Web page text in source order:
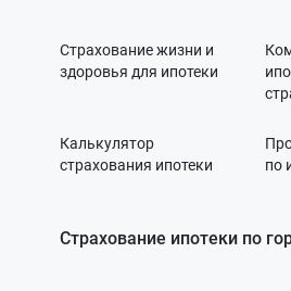
Страхование жизни и
здоровья для ипотеки
Калькулятор
страхования ипотеки
по
Страхование ипотеки по